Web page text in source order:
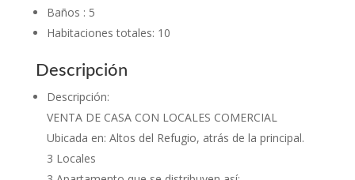
Baños : 5
Habitaciones totales: 10
Descripción
Descripción:
VENTA DE CASA CON LOCALES COMERCIAL
Ubicada en: Altos del Refugio, atrás de la principal.
3 Locales